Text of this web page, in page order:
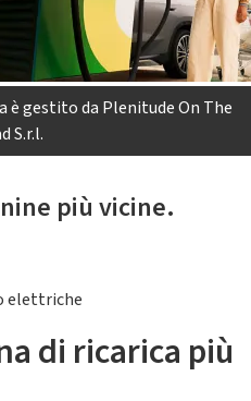
gestito da Plenitude On The
S.r.l.
più vicine.
elettriche
di ricarica più